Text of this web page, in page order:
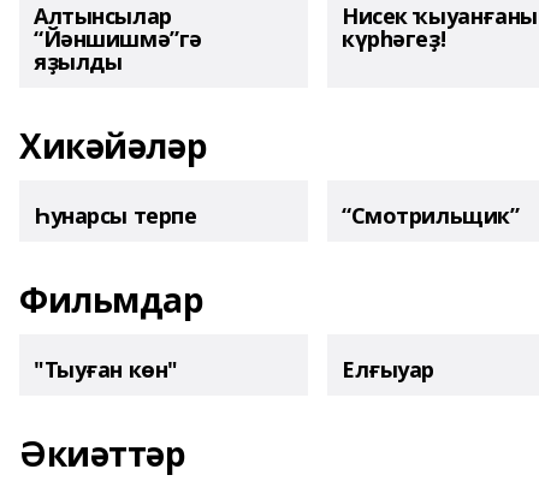
Алтынсылар
“Йәншишмә”гә
яҙылды
Нисек
күрһәгеҙ!
Хикәйәләр
Һунарсы терпе “Смотрильщик”
Фильмдар
"Тыуған көн" Елғыуар
Әкиәттәр